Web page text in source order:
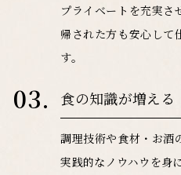
プライベートを充実さ
帰された方も安心して
す。
03. 食の知識が増える
調理技術や食材・お酒
実践的な ノウハウを身